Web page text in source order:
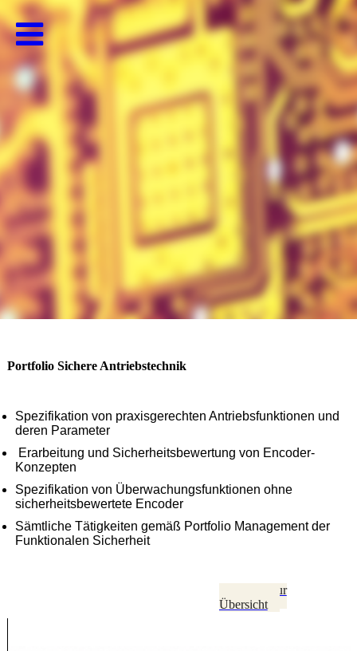
Portfolio Sichere Antriebstechnik
Spezifikation von praxisgerechten Antriebsfunktionen und
deren Parameter
Erarbeitung und Sicherheitsbewertung von Encoder-
Konzepten
Spezifikation von Überwachungsfunktionen ohne
sicherheitsbewertete Encoder
Sämtliche Tätigkeiten gemäß Portfolio Management der
Funktionalen Sicherheit
Zurück zur
Übersicht